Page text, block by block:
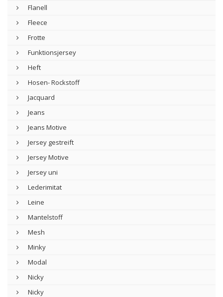
Flanell
Fleece
Frotte
Funktionsjersey
Heft
Hosen- Rockstoff
Jacquard
Jeans
Jeans Motive
Jersey gestreift
Jersey Motive
Jersey uni
Lederimitat
Leine
Mantelstoff
Mesh
Minky
Modal
Nicky
Nicky